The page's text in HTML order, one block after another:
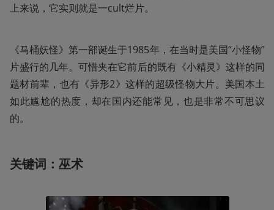
上来说，它实则就是一cult烂片。
《马桶妖怪》第一部诞生于1985年，在当时是美国“小怪物”
片盛行的几年。可惜夹在它前后的既有《小精灵》这样的同
题材前辈，也有《异形2》这样的超级怪物大片。美国本土
如此尴尬的热度，却在国内还能常见，也是非常不可思议
的。
关键词：巫术